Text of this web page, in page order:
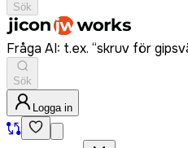
Sök
Fråga AI: t.ex. “skruv för
Sök
Logga in